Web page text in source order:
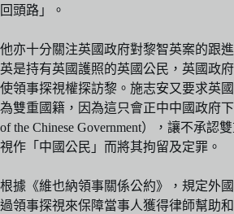
回頭路」。
他亦十分關注英國政府對黎智英案的跟
英是持有英國護照的英國公民，英國政
使領事探視權探訪黎。施志安又要求英
為雙重國籍，因為這只會正中中國政府下
of the Chinese Government），讓不承認
視作「中國公民」而將其拘留及定罪。
根據《維也納領事關係公約》，規定外
過領事探視來保障當事人獲得律師幫助